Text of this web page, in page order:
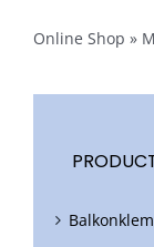
Online Shop »